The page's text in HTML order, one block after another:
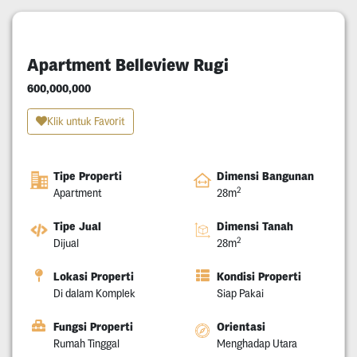
Apartment Belleview Rugi
600,000,000
Klik untuk Favorit
Tipe Properti
Apartment
Dimensi Bangunan
28m2
Tipe Jual
Dijual
Dimensi Tanah
28m2
Lokasi Properti
Di dalam Komplek
Kondisi Properti
Siap Pakai
Fungsi Properti
Rumah Tinggal
Orientasi
Menghadap Utara